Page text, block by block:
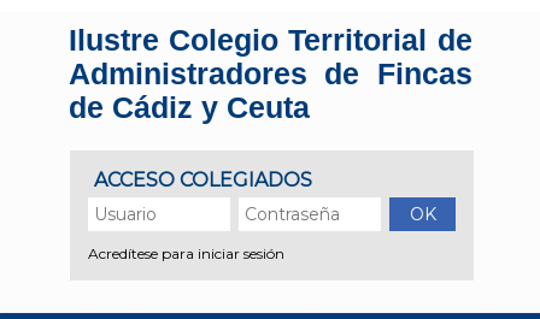
Ilustre Colegio Territorial de
Administradores de Fincas
de Cádiz y Ceuta